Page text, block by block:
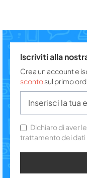
Iscriviti alla
Crea un account e
scontosul primo
Dichiaro di aver
trattamento dei dati